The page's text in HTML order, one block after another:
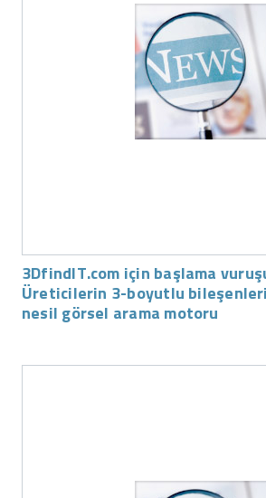
3DfindIT.com için başlama
Üreticilerin 3-boyutlu
nesil görsel arama motoru